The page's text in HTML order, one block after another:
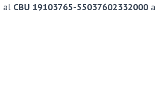
al CBU 19103765-55037602332000 a